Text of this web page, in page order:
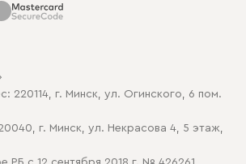
обработки cookie
220114, г. Минск, ул. Огинского, 6 пом.
г. Минск, ул. Некрасова 4, 5 этаж,